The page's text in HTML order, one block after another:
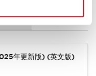
其他
年更新版) (英文版)